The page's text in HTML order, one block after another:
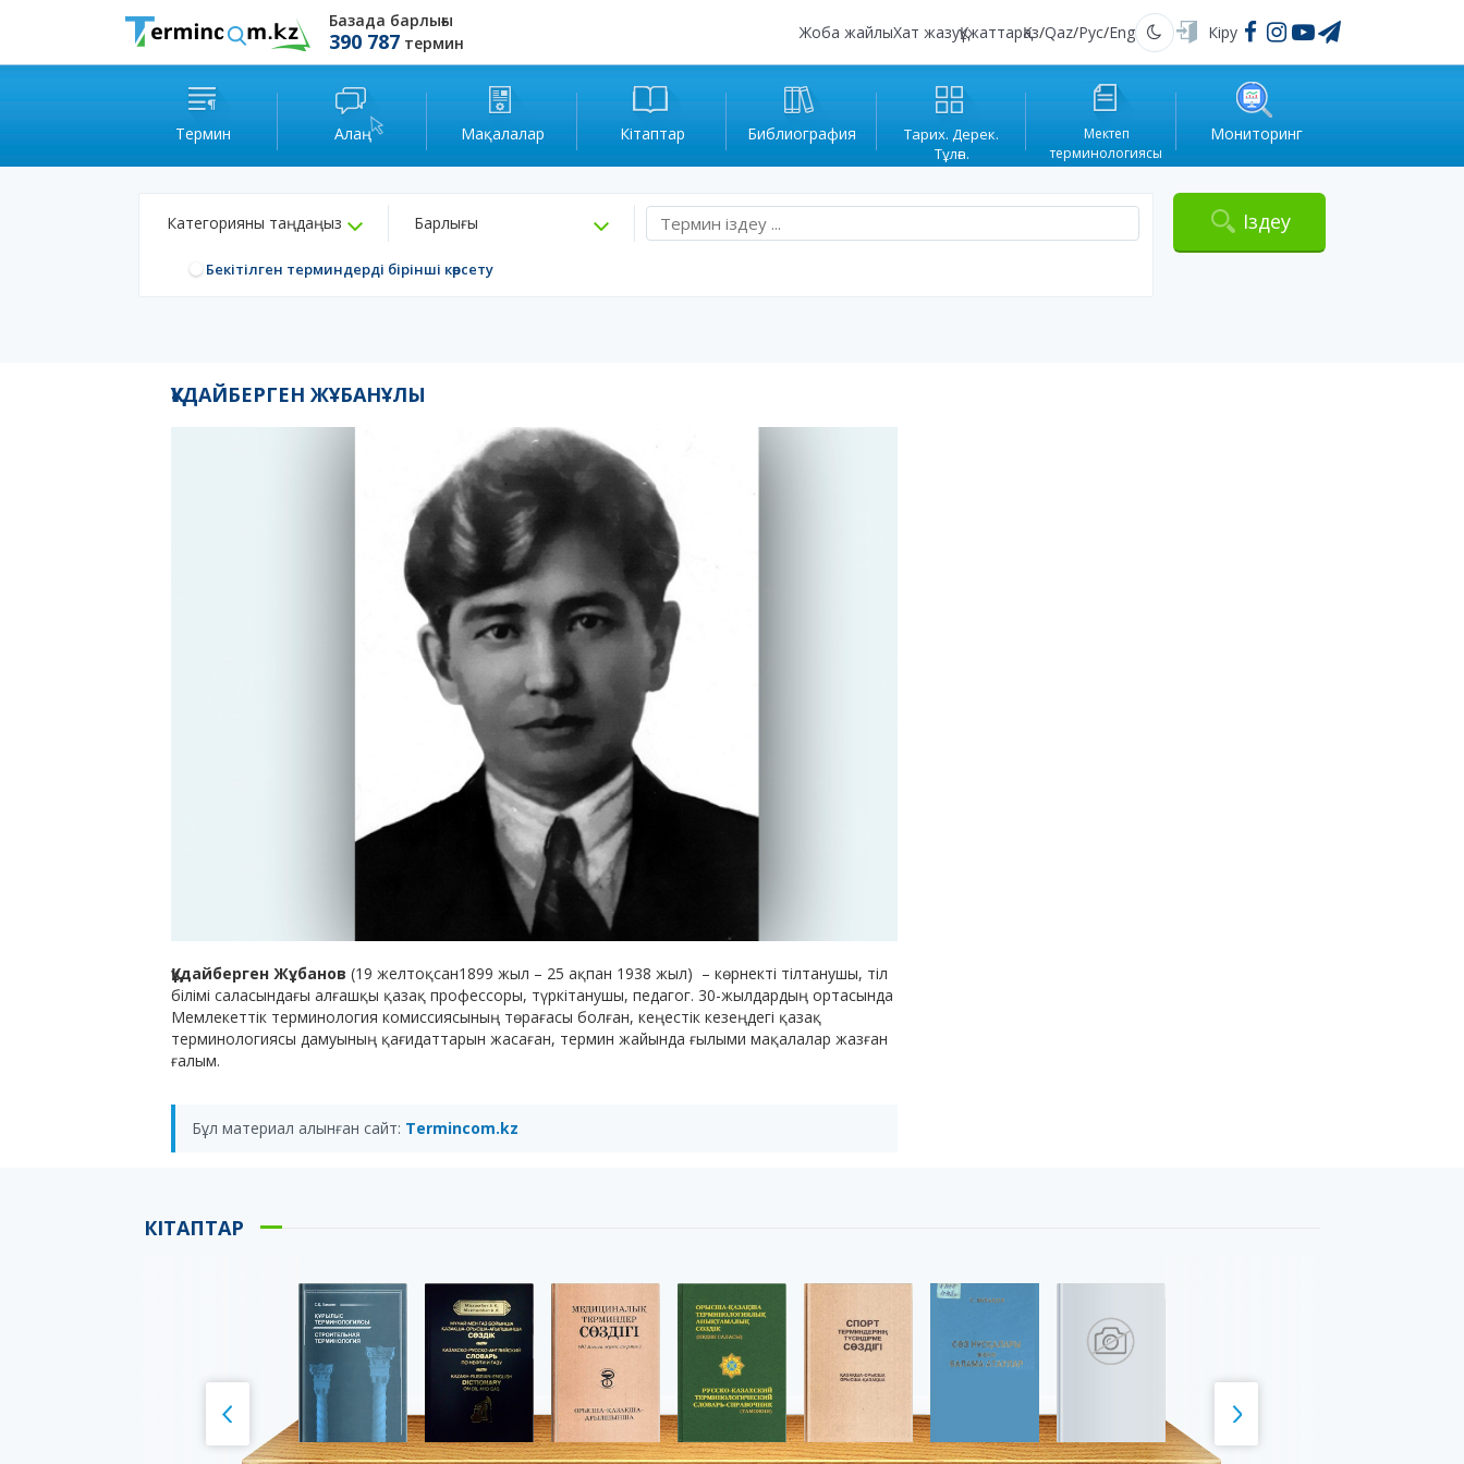
Базада барлығы
390 787 термин
Жоба жайлыХат жазуҚұжаттарҚаз/Qaz/Рус/Eng Қараңғы Кіру
Термин Алаң Мақалалар Кітаптар Библиография
Тарих. Дерек.
Тұлға.
Мектеп
терминологиясы
Мониторинг
Категорияны таңдаңыз Барлығы
Бекітілген терминдерді бірінші көрсету
Іздеу
ҚҰДАЙБЕРГЕН ЖҰБАНҰЛЫ
Құдайберген Жұбанов (19 желтоқсан1899 жыл – 25 ақпан 1938 жыл) – көрнекті тілтанушы, тіл
білімі саласындағы алғашқы қазақ профессоры, түркітанушы, педагог. 30-жылдардың ортасында
Мемлекеттік терминология комиссиясының төрағасы болған, кеңестік кезеңдегі қазақ
терминологиясы дамуының қағидаттарын жасаған, термин жайында ғылыми мақалалар жазған
ғалым.
Бұл материал алынған сайт: Termincom.kz
КІТАПТАР